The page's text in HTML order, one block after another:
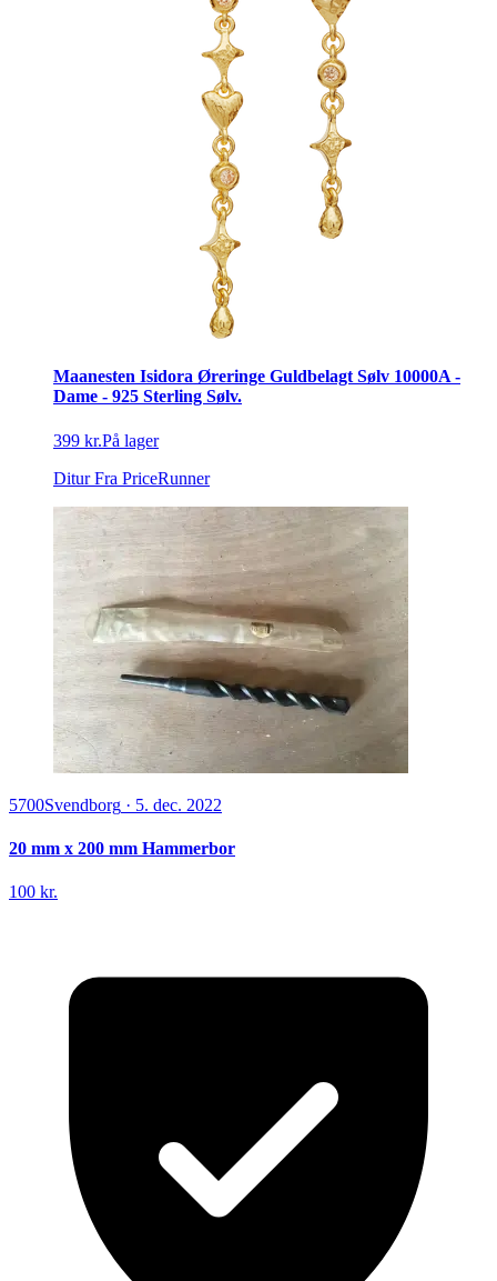
Maanesten Isidora Øreringe Guldbelagt Sølv 10000A -
Dame - 925 Sterling Sølv.
399 kr.På lager
Ditur Fra PriceRunner
5700Svendborg · 5. dec. 2022
20 mm x 200 mm Hammerbor
100 kr.